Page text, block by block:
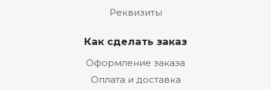
Реквизиты
Как сделать заказ
Оформление заказа
Оплата и доставка